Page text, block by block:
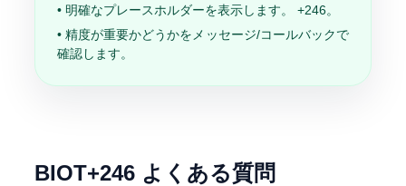
• 明確なプレースホルダーを表示します。+246。
• 精度が重要かどうかをメッセージ/コールバックで
確認します。
BIOT+246 よくある質問